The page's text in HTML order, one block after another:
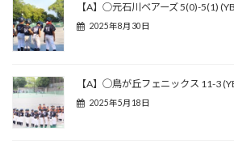
【A】○元石川ベアーズ 5(0)-5(1)
2025年8月30日
【A】◯鳥が丘フェニックス 11-3
2025年5月18日